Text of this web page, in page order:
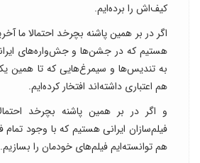
کیف‌‌اش را برده‌ایم.
اگر در بر همین پاشنه بچرخد احتمالا ما
هستیم که در جشن‌ها و جش‌واره‌های
به تندیس‌ها و سیمرغ‌هایی که تا همین
هم اعتباری داشته‌اند افتخار کرده‌ایم.
و اگر در بر همین پاشنه بچرخد
فیلم‌سازان ایرانی هستیم که با وجود تمام
هم توانسته‌ایم فیلم‌های خودمان را بسازیم.